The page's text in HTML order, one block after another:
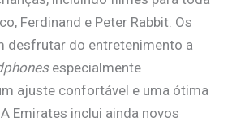
Ferdinand e Peter Rabbit. Os
desfrutar do entretenimento a
especialmente
ajuste confortável e uma ótima
Emirates inclui ainda novos